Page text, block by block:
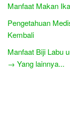
Manfaat Makan
Pengetahuan
Kembali
Manfaat Biji Labu
→ Yang lainnya...